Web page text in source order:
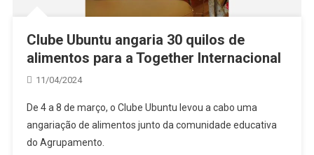
Clube Ubuntu angaria 30 quilos de
alimentos para a Together Internacional
11/04/2024
De 4 a 8 de março, o Clube Ubuntu levou a cabo uma
angariação de alimentos junto da comunidade educativa
do Agrupamento.